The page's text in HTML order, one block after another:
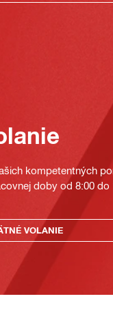
kompetentných
doby od 8:00 do
VOLANIE